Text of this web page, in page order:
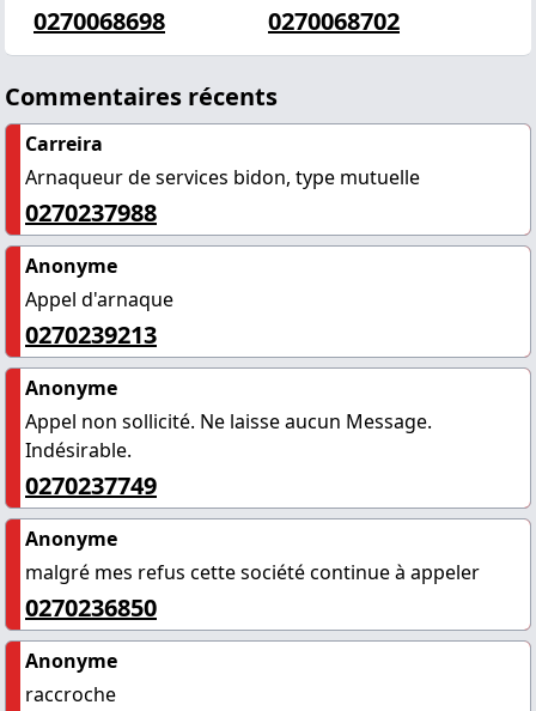
0270068698
0270068702
Commentaires récents
Carreira
Arnaqueur de services bidon, type mutuelle
0270237988
Anonyme
Appel d'arnaque
0270239213
Anonyme
Appel non sollicité. Ne laisse aucun Message.
Indésirable.
0270237749
Anonyme
malgré mes refus cette société continue à appeler
0270236850
Anonyme
raccroche